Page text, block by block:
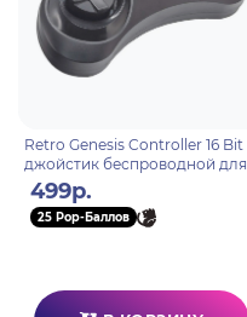
Retro Genesis Controller 16 Bit
джойстик беспроводной для
HD Ultra, P1
499р.
25 Pop-Баллов